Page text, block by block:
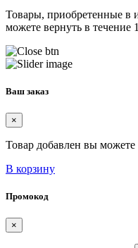
Товары, приобретенные в
можете вернуть в течение
Ваш заказ
×
Товар добавлен вы можете
В корзину
Промокод
×